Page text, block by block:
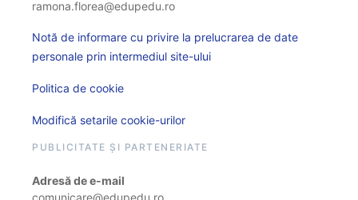
ramona.florea@edupedu.ro
Notă de informare cu privire la prelucrarea de date
personale prin intermediul site-ului
Politica de cookie
Modifică setarile cookie-urilor
PUBLICITATE ȘI PARTENERIATE
Adresă de e-mail